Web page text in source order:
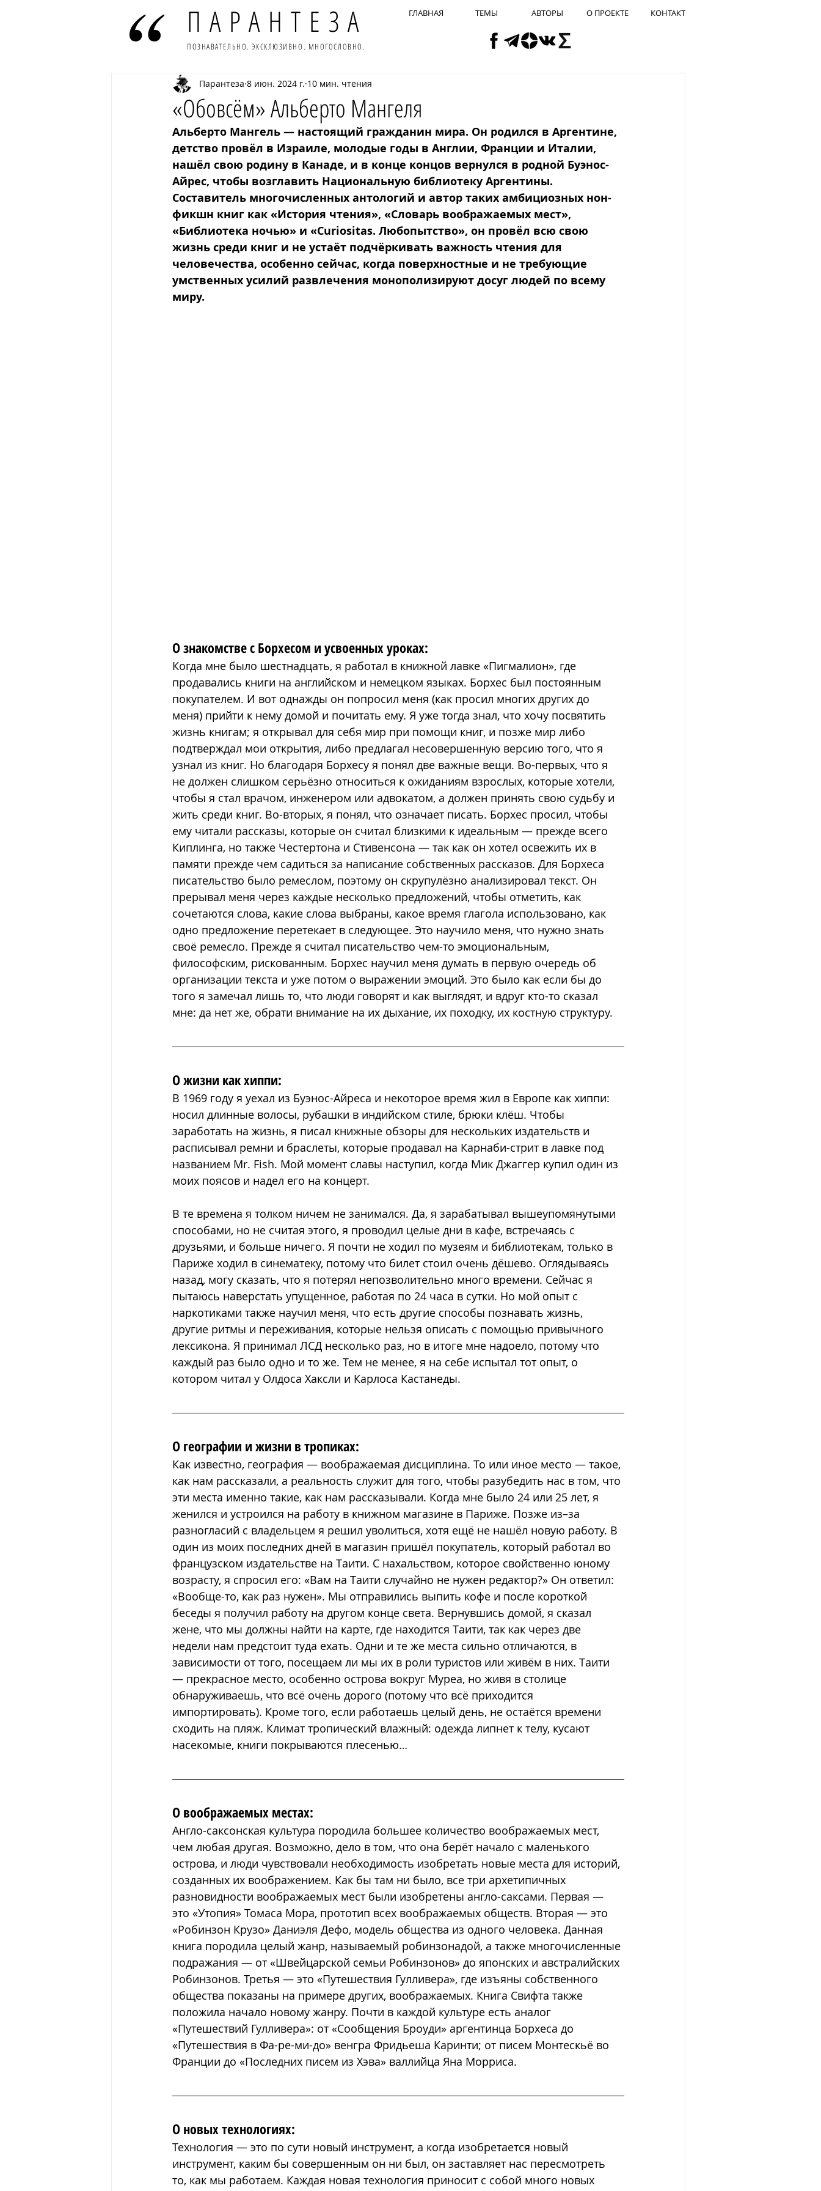
ПАРАНТЕЗА
ПОЗНАВАТЕЛЬНО. ЭКСКЛЮЗИВНО. МНОГОСЛОВНО.
ГЛАВНАЯ ТЕМЫ АВТОРЫ О ПРОЕКТЕ КОНТАКТ
«Обовсём» Альберто Мангеля
Парантеза 8 июн. 2024 г. 10 мин. чтения
Альберто Мангель — настоящий гражданин мира. Он родился в Аргентине,
детство провёл в Израиле, молодые годы в Англии, Франции и Италии,
нашёл свою родину в Канаде, и в конце концов вернулся в родной Буэнос-
Айрес, чтобы возглавить Национальную библиотеку Аргентины.
Составитель многочисленных антологий и автор таких амбициозных нон-
фикшн книг как «История чтения», «Словарь воображаемых мест»,
«Библиотека ночью» и «Curiositas. Любопытство», он провёл всю свою
жизнь среди книг и не устаёт подчёркивать важность чтения для
человечества, особенно сейчас, когда поверхностные и не требующие
умственных усилий развлечения монополизируют досуг людей по всему
миру.
О знакомстве с Борхесом и усвоенных уроках:
Когда мне было шестнадцать, я работал в книжной лавке «Пигмалион», где
продавались книги на английском и немецком языках. Борхес был постоянным
покупателем. И вот однажды он попросил меня (как просил многих других до
меня) прийти к нему домой и почитать ему. Я уже тогда знал, что хочу посвятить
жизнь книгам; я открывал для себя мир при помощи книг, и позже мир либо
подтверждал мои открытия, либо предлагал несовершенную версию того, что я
узнал из книг. Но благодаря Борхесу я понял две важные вещи. Во-первых, что я
не должен слишком серьёзно относиться к ожиданиям взрослых, которые хотели,
чтобы я стал врачом, инженером или адвокатом, а должен принять свою судьбу и
жить среди книг. Во-вторых, я понял, что означает писать. Борхес просил, чтобы
ему читали рассказы, которые он считал близкими к идеальным — прежде всего
Киплинга, но также Честертона и Стивенсона — так как он хотел освежить их в
памяти прежде чем садиться за написание собственных рассказов. Для Борхеса
писательство было ремеслом, поэтому он скрупулёзно анализировал текст. Он
прерывал меня через каждые несколько предложений, чтобы отметить, как
сочетаются слова, какие слова выбраны, какое время глагола использовано, как
одно предложение перетекает в следующее. Это научило меня, что нужно знать
своё ремесло. Прежде я считал писательство чем-то эмоциональным,
философским, рискованным. Борхес научил меня думать в первую очередь об
организации текста и уже потом о выражении эмоций. Это было как если бы до
того я замечал лишь то, что люди говорят и как выглядят, и вдруг кто-то сказал
мне: да нет же, обрати внимание на их дыхание, их походку, их костную структуру.
О жизни как хиппи:
В 1969 году я уехал из Буэнос-Айреса и некоторое время жил в Европе как хиппи:
носил длинные волосы, рубашки в индийском стиле, брюки клёш. Чтобы
заработать на жизнь, я писал книжные обзоры для нескольких издательств и
расписывал ремни и браслеты, которые продавал на Карнаби-стрит в лавке под
названием Mr. Fish. Мой момент славы наступил, когда Мик Джаггер купил один из
моих поясов и надел его на концерт.
В те времена я толком ничем не занимался. Да, я зарабатывал вышеупомянутыми
способами, но не считая этого, я проводил целые дни в кафе, встречаясь с
друзьями, и больше ничего. Я почти не ходил по музеям и библиотекам, только в
Париже ходил в синематеку, потому что билет стоил очень дёшево. Оглядываясь
назад, могу сказать, что я потерял непозволительно много времени. Сейчас я
пытаюсь наверстать упущенное, работая по 24 часа в сутки. Но мой опыт с
наркотиками также научил меня, что есть другие способы познавать жизнь,
другие ритмы и переживания, которые нельзя описать с помощью привычного
лексикона. Я принимал ЛСД несколько раз, но в итоге мне надоело, потому что
каждый раз было одно и то же. Тем не менее, я на себе испытал тот опыт, о
котором читал у Олдоса Хаксли и Карлоса Кастанеды.
О географии и жизни в тропиках:
Как известно, география — воображаемая дисциплина. То или иное место — такое,
как нам рассказали, а реальность служит для того, чтобы разубедить нас в том, что
эти места именно такие, как нам рассказывали. Когда мне было 24 или 25 лет, я
женился и устроился на работу в книжном магазине в Париже. Позже из–за
разногласий с владельцем я решил уволиться, хотя ещё не нашёл новую работу. В
один из моих последних дней в магазин пришёл покупатель, который работал во
французском издательстве на Таити. С нахальством, которое свойственно юному
возрасту, я спросил его: «Вам на Таити случайно не нужен редактор?» Он ответил:
«Вообще-то, как раз нужен». Мы отправились выпить кофе и после короткой
беседы я получил работу на другом конце света. Вернувшись домой, я сказал
жене, что мы должны найти на карте, где находится Таити, так как через две
недели нам предстоит туда ехать. Одни и те же места сильно отличаются, в
зависимости от того, посещаем ли мы их в роли туристов или живём в них. Таити
— прекрасное место, особенно острова вокруг Муреа, но живя в столице
обнаруживаешь, что всё очень дорого (потому что всё приходится
импортировать). Кроме того, если работаешь целый день, не остаётся времени
сходить на пляж. Климат тропический влажный: одежда липнет к телу, кусают
насекомые, книги покрываются плесенью…
О воображаемых местах:
Англо-саксонская культура породила большее количество воображаемых мест,
чем любая другая. Возможно, дело в том, что она берёт начало с маленького
острова, и люди чувствовали необходимость изобретать новые места для историй,
созданных их воображением. Как бы там ни было, все три архетипичных
разновидности воображаемых мест были изобретены англо-саксами. Первая —
это «Утопия» Томаса Мора, прототип всех воображаемых обществ. Вторая — это
«Робинзон Крузо» Даниэля Дефо, модель общества из одного человека. Данная
книга породила целый жанр, называемый робинзонадой, а также многочисленные
подражания — от «Швейцарской семьи Робинзонов» до японских и австралийских
Робинзонов. Третья — это «Путешествия Гулливера», где изъяны собственного
общества показаны на примере других, воображаемых. Книга Свифта также
положила начало новому жанру. Почти в каждой культуре есть аналог
«Путешествий Гулливера»: от «Сообщения Броуди» аргентинца Борхеса до
«Путешествия в Фа-ре-ми-до» венгра Фридьеша Каринти; от писем Монтескьё во
Франции до «Последних писем из Хэва» валлийца Яна Морриса.
О новых технологиях:
Технология — это по сути новый инструмент, а когда изобретается новый
инструмент, каким бы совершенным он ни был, он заставляет нас пересмотреть
то, как мы работаем. Каждая новая технология приносит с собой много новых